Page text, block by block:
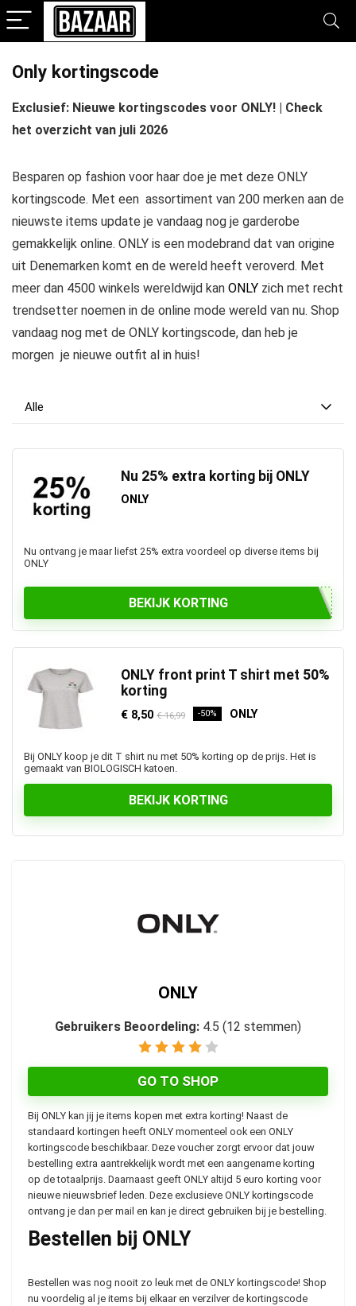
Only kortingscode
Exclusief: Nieuwe kortingscodes voor ONLY! | Check
het overzicht van juli 2026
Besparen op fashion voor haar doe je met deze ONLY
kortingscode. Met een assortiment van 200 merken aan de
nieuwste items update je vandaag nog je garderobe
gemakkelijk online. ONLY is een modebrand dat van origine
uit Denemarken komt en de wereld heeft veroverd. Met
meer dan 4500 winkels wereldwijd kan ONLY zich met recht
trendsetter noemen in de online mode wereld van nu. Shop
vandaag nog met de ONLY kortingscode, dan heb je
morgen je nieuwe outfit al in huis!
Alle
Nu 25% extra korting bij ONLY
ONLY
Nu ontvang je maar liefst 25% extra voordeel op diverse items bij
ONLY
BEKIJK KORTING
ONLY front print T shirt met 50%
korting
€ 8,50 € 16,99 -50% ONLY
Bij ONLY koop je dit T shirt nu met 50% korting op de prijs. Het is
gemaakt van BIOLOGISCH katoen.
BEKIJK KORTING
ONLY
Gebruikers Beoordeling: 4.5 (12 stemmen)
GO TO SHOP
Bij ONLY kan jij je items kopen met extra korting! Naast de
standaard kortingen heeft ONLY momenteel ook een ONLY
kortingscode beschikbaar. Deze voucher zorgt ervoor dat jouw
bestelling extra aantrekkelijk wordt met een aangename korting
op de totaalprijs. Daarnaast geeft ONLY altijd 5 euro korting voor
nieuwe nieuwsbrief leden. Deze exclusieve ONLY kortingscode
ontvang je dan per mail en kan je direct gebruiken bij je bestelling.
Bestellen bij ONLY
Bestellen was nog nooit zo leuk met de ONLY kortingscode! Shop
nu voordelig al je items bij elkaar en verzilver de kortingscode